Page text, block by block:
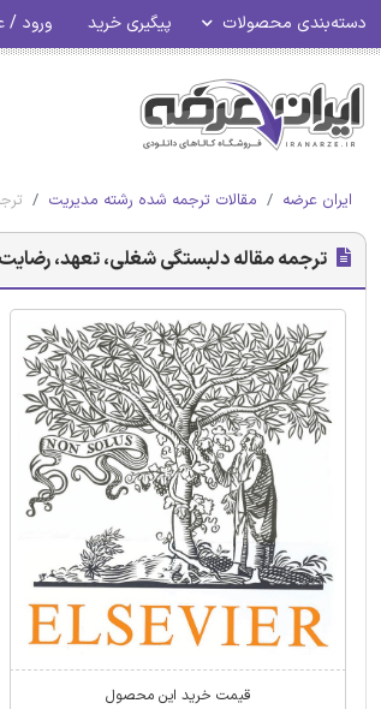
دسته‌بندی محصولات پیگیری خرید ورود
ایران عرضه مقالات ترجمه شده رشته مدیریت
ترجمه مقاله دلبستگی شغلی، تعهد، رضایت
قیمت خرید این محصول